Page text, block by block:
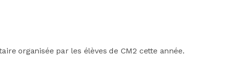
organisée par les élèves de CM2 cette année.